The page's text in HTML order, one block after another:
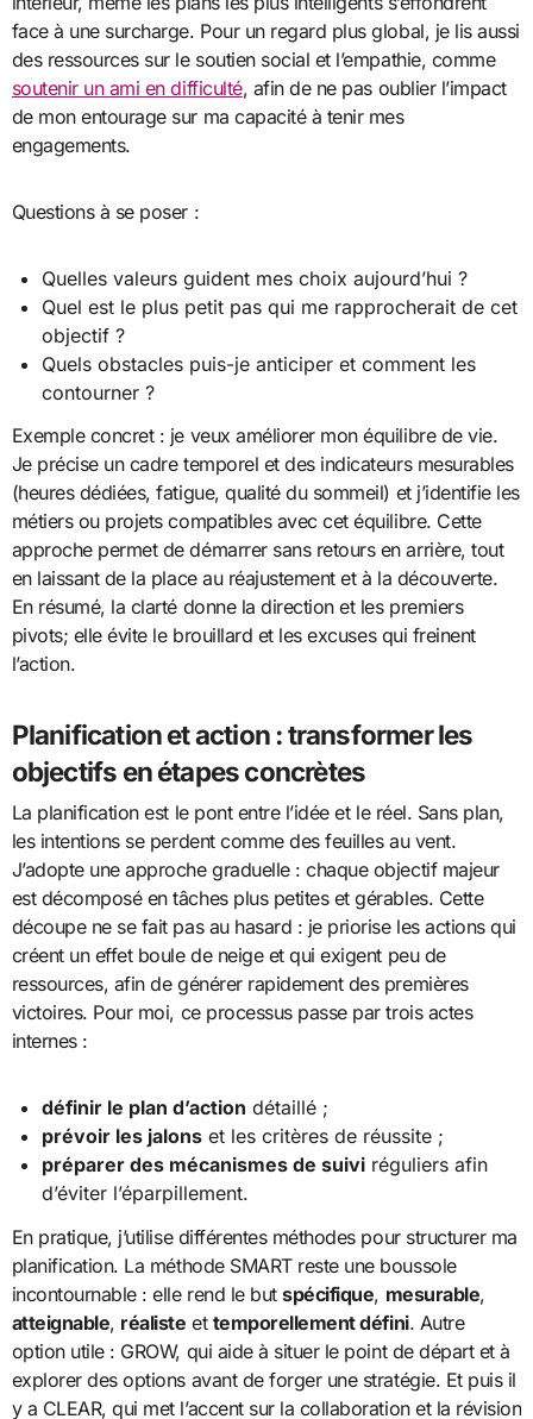
face à une surcharge. Pour un regard plus global, je lis aussi
des ressources sur le soutien social et l’empathie, comme
soutenir un ami en difficulté, afin de ne pas oublier l’impact
de mon entourage sur ma capacité à tenir mes
engagements.
Questions à se poser :
Quelles valeurs guident mes choix aujourd’hui ?
Quel est le plus petit pas qui me rapprocherait de cet
objectif ?
Quels obstacles puis-je anticiper et comment les
contourner ?
Exemple concret : je veux améliorer mon équilibre de vie.
Je précise un cadre temporel et des indicateurs mesurables
(heures dédiées, fatigue, qualité du sommeil) et j’identifie les
métiers ou projets compatibles avec cet équilibre. Cette
approche permet de démarrer sans retours en arrière, tout
en laissant de la place au réajustement et à la découverte.
En résumé, la clarté donne la direction et les premiers
pivots; elle évite le brouillard et les excuses qui freinent
l’action.
Planification et action : transformer les
objectifs en étapes concrètes
La planification est le pont entre l’idée et le réel. Sans plan,
les intentions se perdent comme des feuilles au vent.
J’adopte une approche graduelle : chaque objectif majeur
est décomposé en tâches plus petites et gérables. Cette
découpe ne se fait pas au hasard : je priorise les actions qui
créent un effet boule de neige et qui exigent peu de
ressources, afin de générer rapidement des premières
victoires. Pour moi, ce processus passe par trois actes
internes :
définir le plan d’action détaillé ;
prévoir les jalons et les critères de réussite ;
préparer des mécanismes de suivi réguliers afin
d’éviter l’éparpillement.
En pratique, j’utilise différentes méthodes pour structurer ma
planification. La méthode SMART reste une boussole
incontournable : elle rend le butspécifique, mesurable,
atteignable, réaliste et temporellement défini. Autre
option utile : GROW, qui aide à situer le point de départ et à
explorer des options avant de forger une stratégie. Et puis il
y a CLEAR, qui met l’accent sur la collaboration et la révision